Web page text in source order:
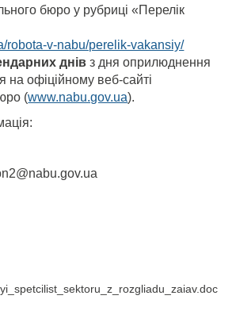
бюро у рубриці «Перелік
robota-v-nabu/perelik-vakansiy/
днів з дня оприлюднення
на офіційному веб-сайті
(www.nabu.gov.ua).